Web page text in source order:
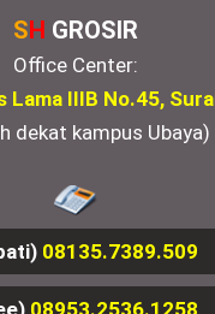
SH GROSIR
Office Center:
Lama IIIB No.45,
dekat kampus Ubaya)
08135.7389.509